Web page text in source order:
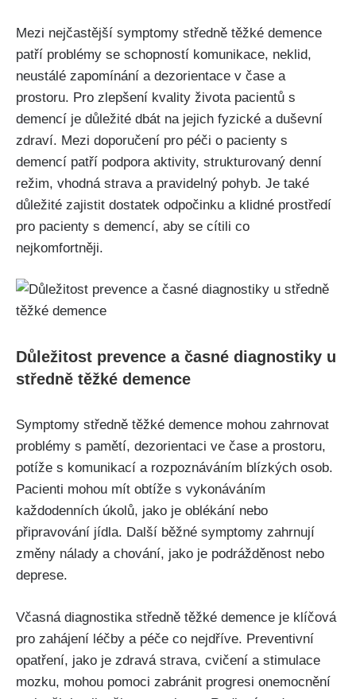
Mezi nejčastější symptomy středně těžké demence
patří problémy se schopností komunikace, neklid,
neustálé zapomínání a dezorientace v čase a
prostoru. Pro zlepšení kvality života pacientů s
demencí je důležité dbát na jejich fyzické a duševní
zdraví. Mezi doporučení pro péči o pacienty s
demencí patří podpora aktivity, strukturovaný denní
režim, vhodná strava a pravidelný pohyb. Je také
důležité zajistit dostatek odpočinku a klidné prostředí
pro pacienty s demencí, aby se cítili co
nejkomfortněji.
Důležitost prevence a časné diagnostiky u
středně těžké demence
Symptomy středně těžké demence mohou zahrnovat
problémy s pamětí, dezorientaci ve čase a prostoru,
potíže s komunikací a rozpoznáváním blízkých osob.
Pacienti mohou mít obtíže s vykonáváním
každodenních úkolů, jako je oblékání nebo
připravování jídla. Další běžné symptomy zahrnují
změny nálady a chování, jako je podrážděnost nebo
deprese.
Včasná diagnostika středně těžké demence je klíčová
pro zahájení léčby a péče co nejdříve. Preventivní
opatření, jako je zdravá strava, cvičení a stimulace
mozku, mohou pomoci zabránit progresi onemocnění